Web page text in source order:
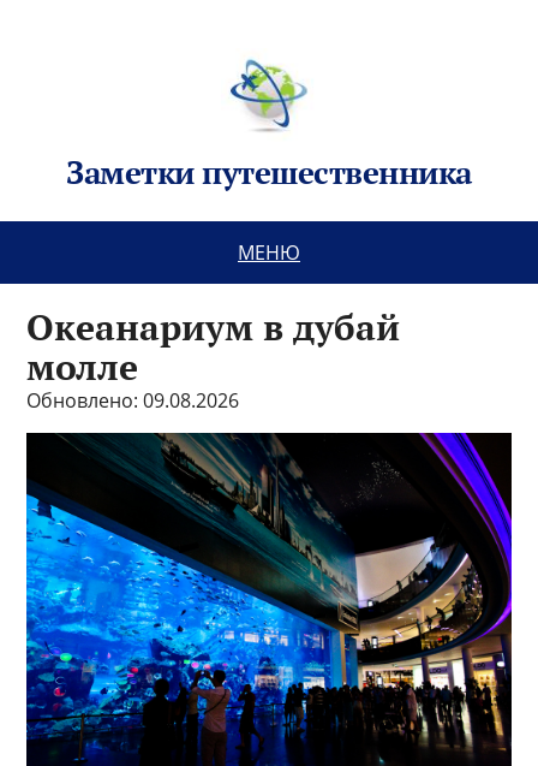
Заметки путешественника
МЕНЮ
Океанариум в дубай
молле
Обновлено: 09.08.2026